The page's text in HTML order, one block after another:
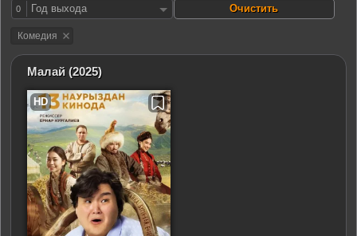
0 Год выхода
Комедия
Малай (2025)